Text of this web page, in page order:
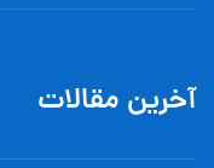
آخرین مقالات